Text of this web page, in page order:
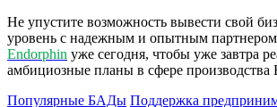
Не упустите возможность вывести свой
уровень с надежным и опытным
Endorphin уже сегодня, чтобы уже завтра
амбициозные планы в сфере
Популярные БАДы Поддержка